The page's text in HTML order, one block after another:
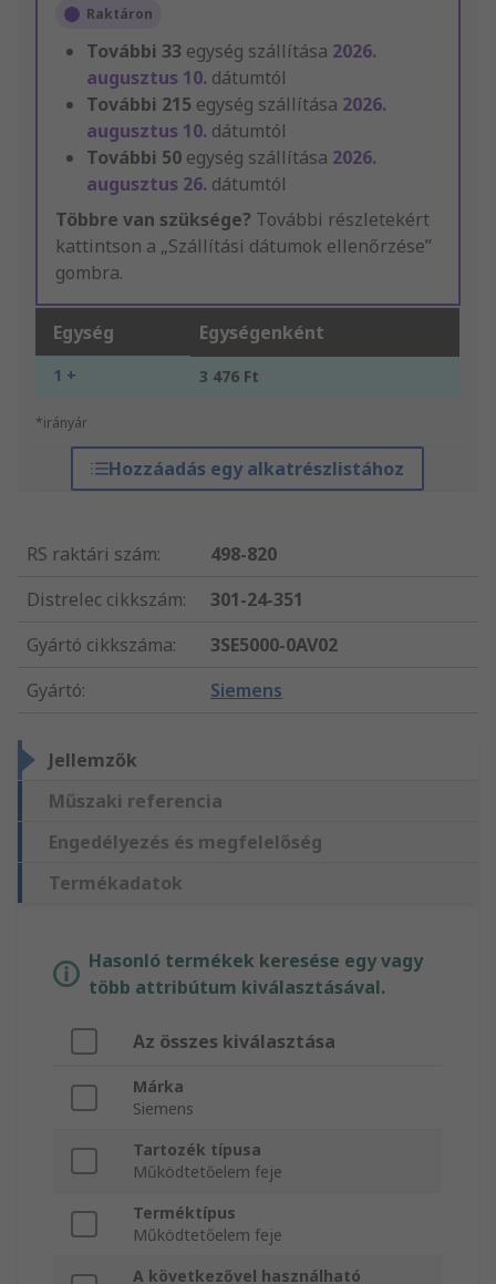
Raktáron
További 33 egység szállítása 2026.
augusztus 10. dátumtól
További 215 egység szállítása 2026.
augusztus 10. dátumtól
További 50 egység szállítása 2026.
augusztus 26. dátumtól
Többre van szüksége? További részletekért
kattintson a „Szállítási dátumok ellenőrzése”
gombra.
Egység Egységenként
1 + 3 476 Ft
*irányár
Hozzáadás egy alkatrészlistához
RS raktári szám:
498-820
Distrelec cikkszám:
301-24-351
Gyártó cikkszáma:
3SE5000-0AV02
Gyártó: Siemens
Jellemzők
Műszaki referencia
Engedélyezés és megfelelőség
Termékadatok
Hasonló termékek keresése egy vagy
több attribútum kiválasztásával.
Az összes kiválasztása
Márka
Siemens
Tartozék típusa
Működtetőelem feje
Terméktípus
Működtetőelem feje
A következővel használható